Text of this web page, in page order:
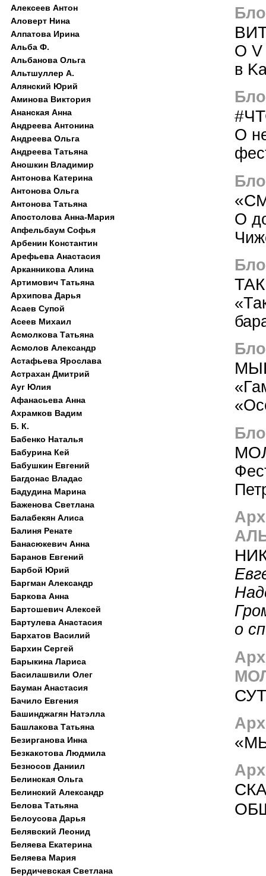
О V
в
О
О
о
Алексеев Антон
Аловерт Нина
Алпатова Ирина
Альба Ф.
Альбанова Ольга
Альтшуллер А.
Алянский Юрий
Аминова Виктория
Ананская Анна
Андреева Антонина
Андреева Ольга
Андреева Татьяна
Аношкин Владимир
Антонова Катерина
Антонова Ольга
Антонова Татьяна
Апостолова Анна-Мария
Апфельбаум Софья
Арбенин Константин
Арефьева Анастасия
Арканникова Алина
Артимович Татьяна
Архипова Дарья
Асаев Супой
Асеев Михаил
Асмолкова Татьяна
Асмолов Александр
Астафьева Ярослава
Астрахан Дмитрий
Ауг Юлия
Афанасьева Анна
Ахрамков Вадим
Б. К.
Бабенко Наталья
Бабурина Кей
Бабушкин Евгений
Багдонас Владас
Бадудина Марина
Баженова Светлана
Балабекян Алиса
Балиня Ренате
Банасюкевич Анна
Баранов Евгений
Барбой Юрий
Баргман Александр
Баркова Анна
Бартошевич Алексей
Бартулева Анастасия
Бархатов Василий
Бархин Сергей
Барыкина Лариса
Басилашвили Олег
Бауман Анастасия
Бачило Евгения
Башинджагян Натэлла
Башлакова Татьяна
Безирганова Инна
Безкакотова Людмила
Безносов Даниил
Белинская Ольга
Белинский Александр
Белова Татьяна
Белоусова Дарья
Белявский Леонид
Беляева Екатерина
Беляева Мария
Бердичевская Светлана